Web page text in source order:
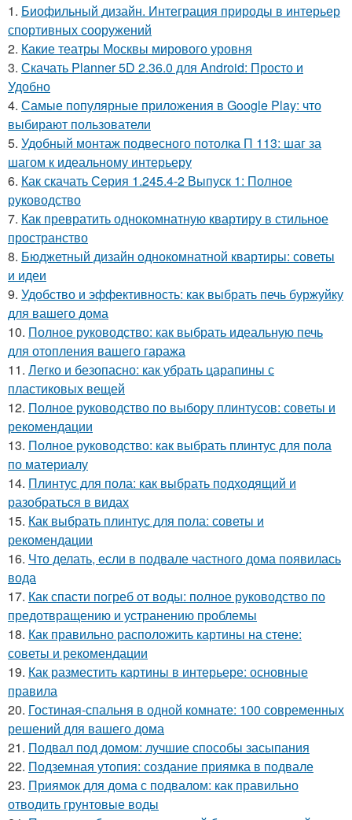
1. Биофильный дизайн. Интеграция природы в интерьер
спортивных сооружений
2. Какие театры Москвы мирового уровня
3. Скачать Planner 5D 2.36.0 для Android: Просто и
Удобно
4. Самые популярные приложения в Google Play: что
выбирают пользователи
5. Удобный монтаж подвесного потолка П 113: шаг за
шагом к идеальному интерьеру
6. Как скачать Серия 1.245.4-2 Выпуск 1: Полное
руководство
7. Как превратить однокомнатную квартиру в стильное
пространство
8. Бюджетный дизайн однокомнатной квартиры: советы
и идеи
9. Удобство и эффективность: как выбрать печь буржуйку
для вашего дома
10. Полное руководство: как выбрать идеальную печь
для отопления вашего гаража
11. Легко и безопасно: как убрать царапины с
пластиковых вещей
12. Полное руководство по выбору плинтусов: советы и
рекомендации
13. Полное руководство: как выбрать плинтус для пола
по материалу
14. Плинтус для пола: как выбрать подходящий и
разобраться в видах
15. Как выбрать плинтус для пола: советы и
рекомендации
16. Что делать, если в подвале частного дома появилась
вода
17. Как спасти погреб от воды: полное руководство по
предотвращению и устранению проблемы
18. Как правильно расположить картины на стене:
советы и рекомендации
19. Как разместить картины в интерьере: основные
правила
20. Гостиная-спальня в одной комнате: 100 современных
решений для вашего дома
21. Подвал под домом: лучшие способы засыпания
22. Подземная утопия: создание приямка в подвале
23. Приямок для дома с подвалом: как правильно
отводить грунтовые воды